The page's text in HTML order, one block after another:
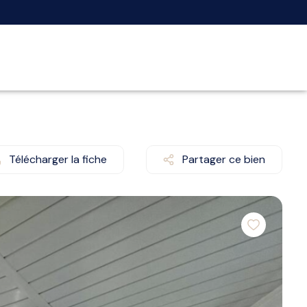
Télécharger la fiche Partager ce bien